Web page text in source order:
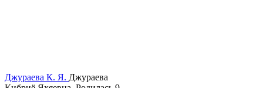
Джураева К. Я. Джураева